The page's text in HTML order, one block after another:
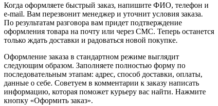
Когда оформляете быстрый заказ, напишите ФИО, телефон и
e-mail. Вам перезвонит менеджер и уточнит условия заказа.
По результатам разговора вам придет подтверждение
оформления товара на почту или через СМС. Теперь останется
только ждать доставки и радоваться новой покупке.
Оформление заказа в стандартном режиме выглядит
следующим образом. Заполняете полностью форму по
последовательным этапам: адрес, способ доставки, оплаты,
данные о себе. Советуем в комментарии к заказу написать
информацию, которая поможет курьеру вас найти. Нажмите
кнопку «Оформить заказ».